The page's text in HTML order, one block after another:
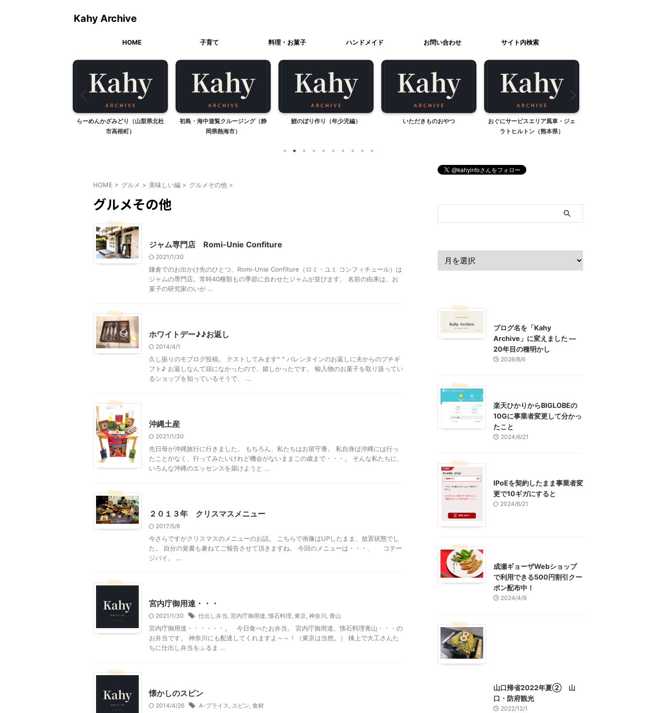
Kahy Archive
HOME 子育て 料理・お菓子 ハンドメイド お問い合わせ サイト内検索
らーめんかざみどり（山梨県北杜
市高根町）
初島・海中遊覧クルージング（静
岡県熱海市）
鯉のぼり作り（年少児編） いただきものおやつ
おぐにサービスエリア風車・ジェ
ラトヒルトン（熊本県）
HOME > グルメ > 美味しい編 > グルメその他 >
グルメその他
ジャム専門店 Romi-Unie Confiture
2021/1/30
鎌倉でのお出かけ先のひとつ、Romi-Unie Confiture（ロミ・ユミ コンフィチュール）は
ジャムの専門店。常時40種類もの季節に合わせたジャムが並びます。 名前の由来は、お
菓子の研究家のいが ...
ホワイトデー♪♪お返し
2014/4/1
久し振りのモブログ投稿。 テストしてみます^ ^ バレンタインのお返しに夫からのプチギ
フト♪ お返しなんて頭になかったので、嬉しかったです。 輸入物のお菓子を取り扱ってい
るショップを知っているそうで、 ...
沖縄土産
2021/1/30
先日母が沖縄旅行に行きました。 もちろん、私たちはお留守番。 私自身は沖縄には行っ
たことがなく、行ってみたいけれど機会がないままこの歳まで・・・。 そんな私たちに、
いろんな沖縄のエッセンスを届けようと ...
２０１３年 クリスマスメニュー
2017/5/6
今さらですがクリスマスのメニューのお話。 こちらで画像はUPしたまま、放置状態でし
た。 自分の覚書も兼ねてご報告させて頂きますね。 今回のメニューは・・・、 コテー
ジパイ。 ...
宮内庁御用達・・・
2021/1/30 仕出し弁当 宮内庁御用達 懐石料理 東京 神奈川 青山
宮内庁御用達・・・・・・。 今日食べたお弁当。 宮内庁御用達、懐石料理青山・・・の
お弁当です。 神奈川にも配達してくれますよ～～！（東京は当然。） 棟上で大工さんた
ちに仕出し弁当をふるま ...
懐かしのスピン
2014/4/26 A-プライス スピン 食材
ブログ名を「Kahy
Archive」に変えました ―
20年目の種明かし
2026/8/6
楽天ひかりからBIGLOBEの
10Gに事業者変更して分かっ
たこと
2024/6/21
IPoEを契約したまま事業者変
更で10ギガにすると
2024/6/21
成瀬ギョーザWebショップ
で利用できる500円割引クー
ポン配布中！
2024/4/9
山口帰省2022年夏② 山
口・防府観光
2022/12/1